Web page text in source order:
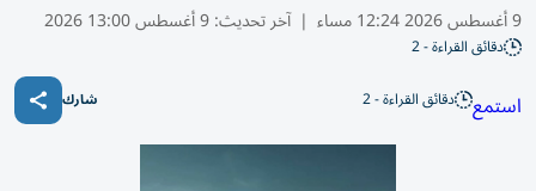
9 أغسطس 2026 12:24 مساء | آخر تحديث:9 أغسطس 13:00 2026
دقائق القراءة - 2
استمع دقائق القراءة - 2 شارك